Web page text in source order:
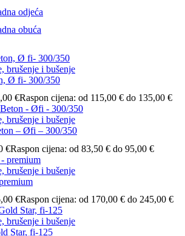
odjeća
obuća
brušenje i bušenje
Ø fi- 300/350
€Raspon cijena: od 115,00 € do 135,00 €
brušenje i bušenje
– Øfi – 300/350
€Raspon cijena: od 83,50 € do 95,00 €
brušenje i bušenje
€Raspon cijena: od 170,00 € do 245,00 €
brušenje i bušenje
Star, fi-125